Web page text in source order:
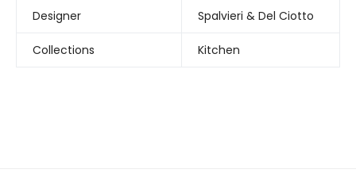
Designer Spalvieri & Del Ciotto
Collections Kitchen